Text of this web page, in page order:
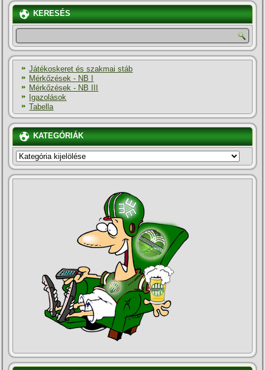
KERESÉS
Játékoskeret és szakmai stáb
Mérkőzések - NB I
Mérkőzések - NB III
Igazolások
Tabella
KATEGÓRIÁK
KATEGÓRIÁK